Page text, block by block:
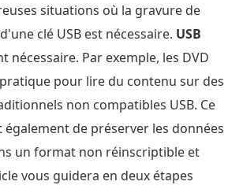
situations où la gravure de
clé USB est nécessaire. USB
nécessaire. Par exemple, les DVD
pour lire du contenu sur des
non compatibles USB. Ce
de préserver les données
un format non réinscriptible et
vous guidera en deux étapes